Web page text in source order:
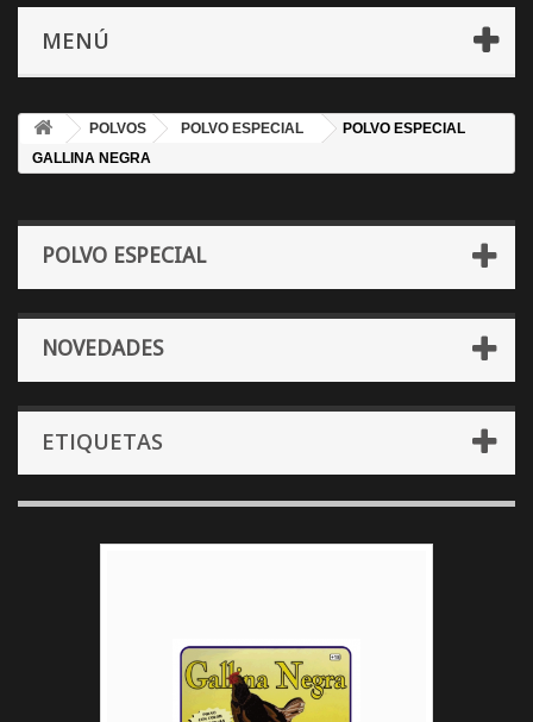
MENÚ
POLVOS POLVO ESPECIAL
POLVO ESPECIAL
GALLINA NEGRA
POLVO ESPECIAL
NOVEDADES
ETIQUETAS